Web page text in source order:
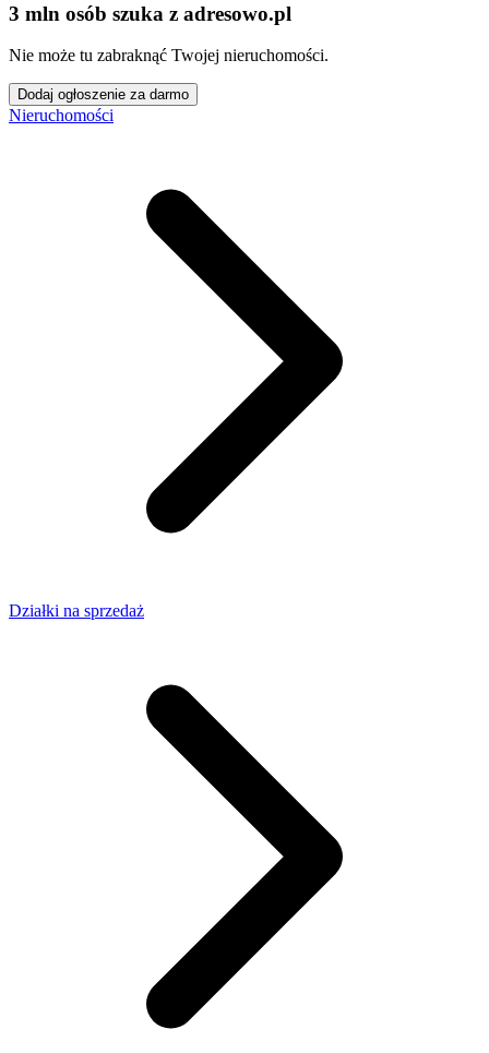
3 mln osób szuka z adresowo.pl
Nie może tu zabraknąć Twojej nieruchomości.
Dodaj ogłoszenie za darmo
Nieruchomości
Działki na sprzedaż